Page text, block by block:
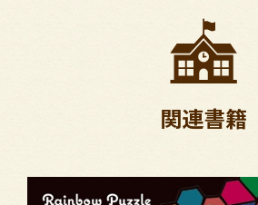
関連書籍